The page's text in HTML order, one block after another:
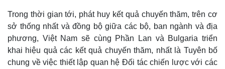
Trong thời gian tới, phát huy kết quả chuyến thăm, trên cơ
sở thống nhất và đồng bộ giữa các bộ, ban ngành và địa
phương, Việt Nam sẽ cùng Phần Lan và Bulgaria triển
khai hiệu quả các kết quả chuyến thăm, nhất là Tuyên bố
chung về việc thiết lập quan hệ Đối tác chiến lược với các